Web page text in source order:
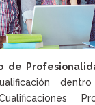
de